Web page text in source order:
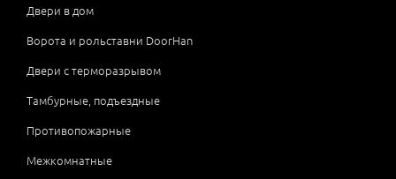
Двери в дом
Ворота и рольставни DoorHan
Двери с терморазрывом
Тамбурные, подъездные
Противопожарные
Межкомнатные